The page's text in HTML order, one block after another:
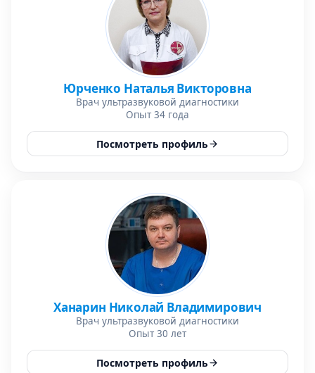
Юрченко Наталья Викторовна
Врач ультразвуковой диагностики
Опыт 34 года
Посмотреть профиль
Ханарин Николай Владимирович
Врач ультразвуковой диагностики
Опыт 30 лет
Посмотреть профиль